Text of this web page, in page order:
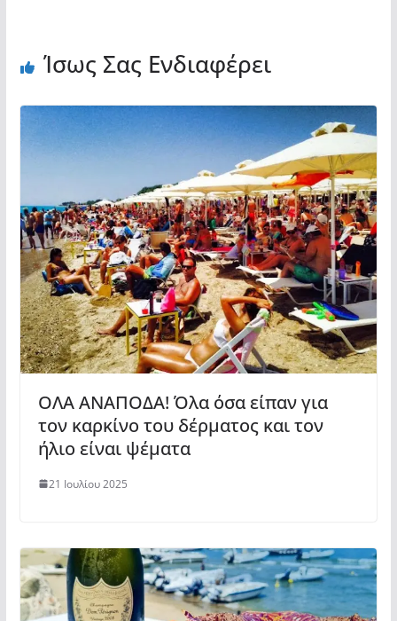
Ίσως Σας Ενδιαφέρει
ΟΛΑ ΑΝΑΠΟΔΑ! Όλα όσα είπαν για
τον καρκίνο του δέρματος και τον
ήλιο είναι ψέματα
21 Ιουλίου 2025